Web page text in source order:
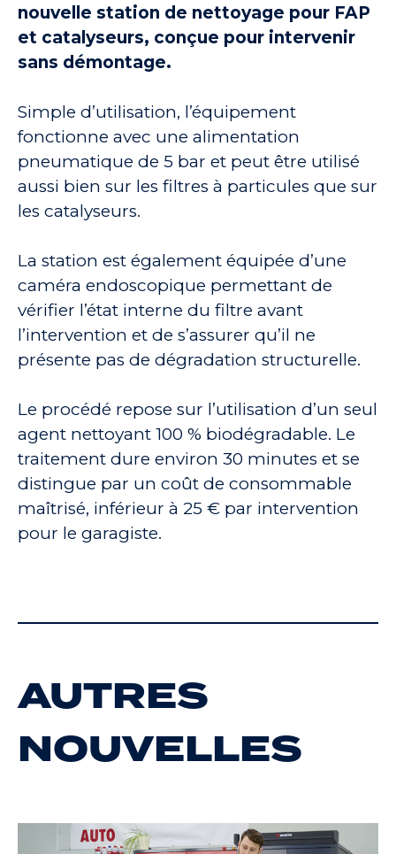
nouvelle station de nettoyage pour FAP
et catalyseurs, conçue pour intervenir
sans démontage.
Simple d’utilisation, l’équipement
fonctionne avec une alimentation
pneumatique de 5 bar et peut être utilisé
aussi bien sur les filtres à particules que sur
les catalyseurs.
La station est également équipée d’une
caméra endoscopique permettant de
vérifier l’état interne du filtre avant
l’intervention et de s’assurer qu’il ne
présente pas de dégradation structurelle.
Le procédé repose sur l’utilisation d’un seul
agent nettoyant 100 % biodégradable. Le
traitement dure environ 30 minutes et se
distingue par un coût de consommable
maîtrisé, inférieur à 25 € par intervention
pour le garagiste.
AUTRES
NOUVELLES